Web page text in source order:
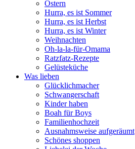
Ostern
Hurra, es ist Sommer
Hurra, es ist Herbst
Hurra, es ist Winter
Weihnachten
Oh-la-la-für-Omama
Ratzfatz-Rezepte
Gelüsteküche
Was lieben
Glücklichmacher
Schwangerschaft
Kinder haben
Boah für Boys
Familienhochzeit
Ausnahmsweise aufgeräumt
Schönes shoppen